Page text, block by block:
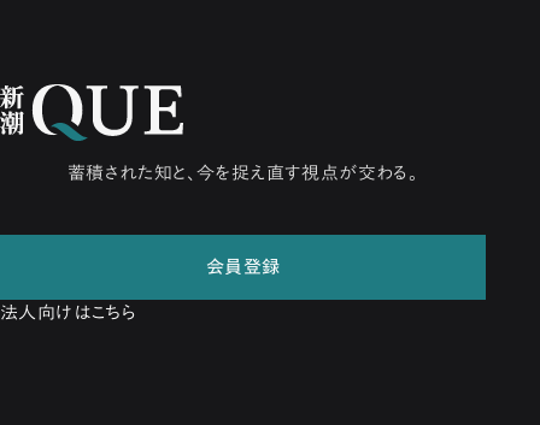
蓄積された知と、今を捉え直す視点が交わる。
会員登録
法人向けはこちら